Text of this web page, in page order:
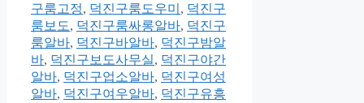
구룸고정, 덕진구룸도우미 , 덕진구
룸보도, 덕진구룸싸롱알바, 덕진구
룸알바, 덕진구바알바, 덕진구밤알
바, 덕진구보도사무실, 덕진구야간
알바, 덕진구업소알바, 덕진구여성
알바, 덕진구여우알바, 덕진구유흥